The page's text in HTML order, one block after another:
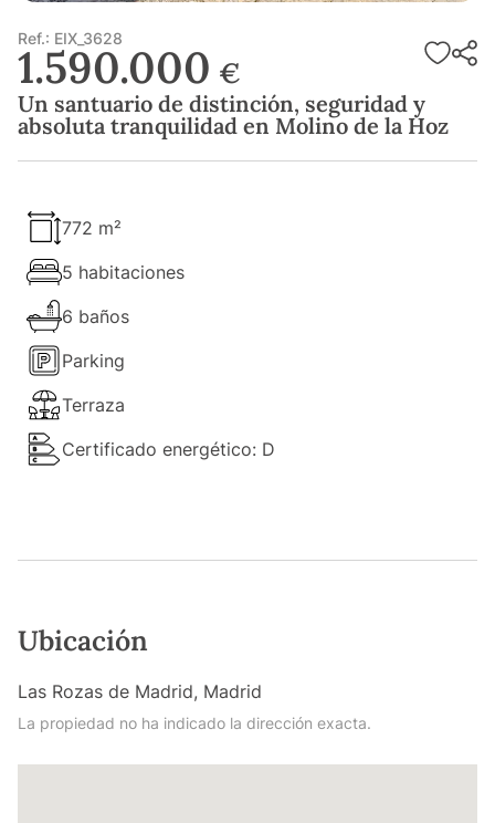
Ref.: EIX_3628
1.590.000 €
Un santuario de distinción, seguridad y
absoluta tranquilidad en Molino de la Hoz
772 m²
5 habitaciones
6 baños
Parking
Terraza
Certificado energético: D
Ubicación
Las Rozas de Madrid, Madrid
La propiedad no ha indicado la dirección exacta.